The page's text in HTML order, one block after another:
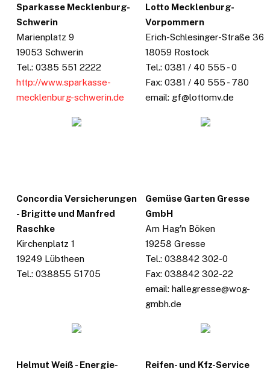
Sparkasse Mecklenburg-
Schwerin
Marienplatz 9
19053 Schwerin
Tel.: 0385 551 2222
http://www.sparkasse-
mecklenburg-schwerin.de
Lotto Mecklenburg-
Vorpommern
Erich-Schlesinger-Straße 36
18059 Rostock
Tel.: 0381 / 40 555 - 0
Fax: 0381 / 40 555 - 780
email: gf@lottomv.de
Concordia Versicherungen
- Brigitte und Manfred
Raschke
Kirchenplatz 1
19249 Lübtheen
Tel.: 038855 51705
Gemüse Garten Gresse
GmbH
Am Hag'n Böken
19258 Gresse
Tel.: 038842 302-0
Fax: 038842 302-22
email: hallegresse@wog-
gmbh.de
Helmut Weiß - Energie-
Reifen- und Kfz-Service